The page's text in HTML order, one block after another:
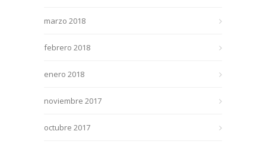
marzo 2018
febrero 2018
enero 2018
noviembre 2017
octubre 2017